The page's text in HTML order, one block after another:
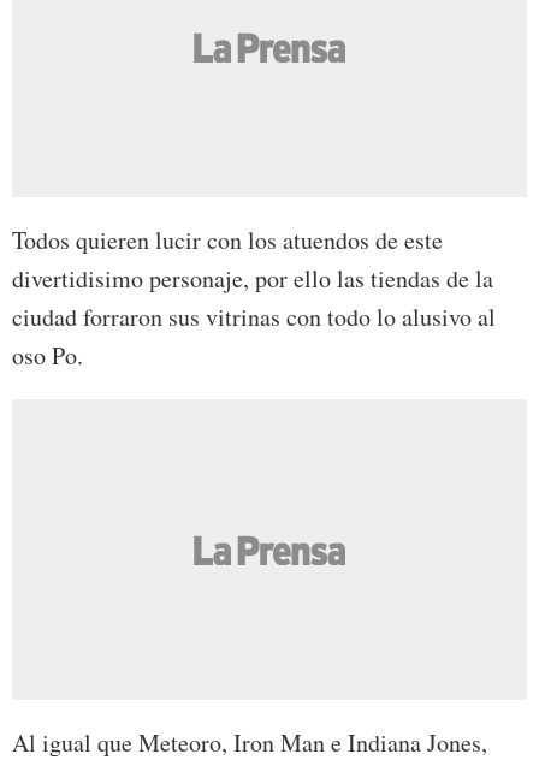
Todos quieren lucir con los atuendos de este
divertidisimo personaje, por ello las tiendas de la
ciudad forraron sus vitrinas con todo lo alusivo al
oso Po.
Al igual que Meteoro, Iron Man e Indiana Jones,